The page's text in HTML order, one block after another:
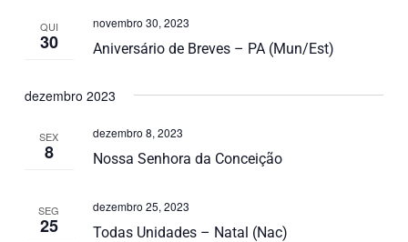
QUI
30 Aniversário de Breves – PA (Mun/Est)
novembro 30, 2023
dezembro 2023
SEX
8 Nossa Senhora da Conceição
dezembro 8, 2023
SEG
25 Todas Unidades – Natal (Nac)
dezembro 25, 2023